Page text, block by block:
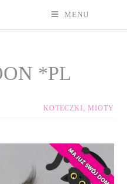
MENU
*PL
KOTECZKI, MIOTY